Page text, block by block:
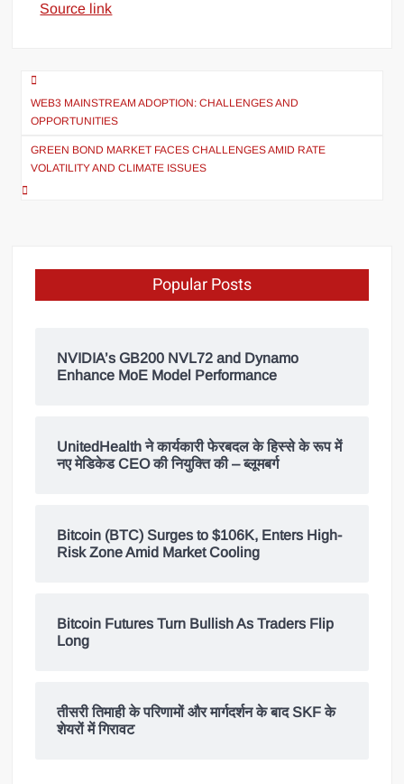
Source link
WEB3 MAINSTREAM ADOPTION: CHALLENGES AND
OPPORTUNITIES
GREEN BOND MARKET FACES CHALLENGES AMID RATE
VOLATILITY AND CLIMATE ISSUES
Popular Posts
NVIDIA’s GB200 NVL72 and Dynamo
Enhance MoE Model Performance
UnitedHealth ने कार्यकारी फेरबदल के हिस्से के रूप में
नए मेडिकेड CEO की नियुक्ति की – ब्लूमबर्ग
Bitcoin (BTC) Surges to $106K, Enters High-
Risk Zone Amid Market Cooling
Bitcoin Futures Turn Bullish As Traders Flip
Long
तीसरी तिमाही के परिणामों और मार्गदर्शन के बाद SKF के
शेयरों में गिरावट